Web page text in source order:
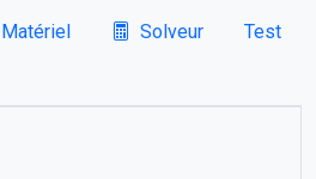
Matériel Solveur Test